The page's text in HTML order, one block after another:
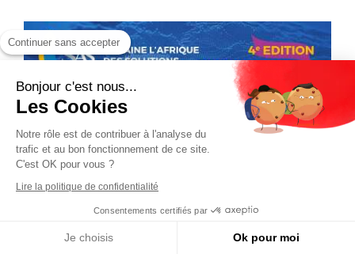
Continuer sans accepter
Bonjour c'est nous...
Les Cookies
Notre rôle est de contribuer à l'analyse du
trafic et au bon fonctionnement de ce site.
C'est OK pour vous ?
Lire la politique de confidentialité
Consentements certifiés par
Je choisis Ok pour moi